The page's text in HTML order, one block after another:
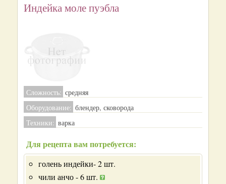
Индейка моле пуэбла
Сложность: средняя
Оборудование: блендер, сковорода
Техники: варка
Для рецепта вам потребуется:
голень индейки- 2 шт.
чили анчо - 6 шт.